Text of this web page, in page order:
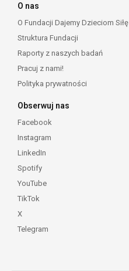
O nas
O Fundacji Dajemy Dzieciom Siłę
Struktura Fundacji
Raporty z naszych badań
Pracuj z nami!
Polityka prywatności
Obserwuj nas
Facebook
Instagram
LinkedIn
Spotify
YouTube
TikTok
X
Telegram